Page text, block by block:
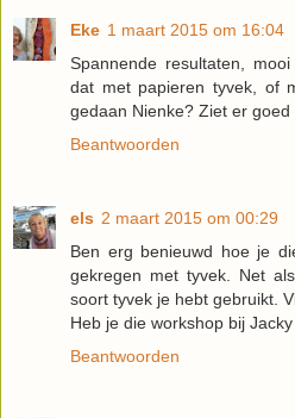
Eke 1 maart 2015 om 16:04
Spannende resultaten,
dat met papieren tyvek, of
gedaan Nienke? Ziet er goed
Beantwoorden
els 2 maart 2015 om 00:29
Ben erg benieuwd hoe je
gekregen met tyvek. Net
soort tyvek je hebt gebruikt.
Heb je die workshop bij
Beantwoorden